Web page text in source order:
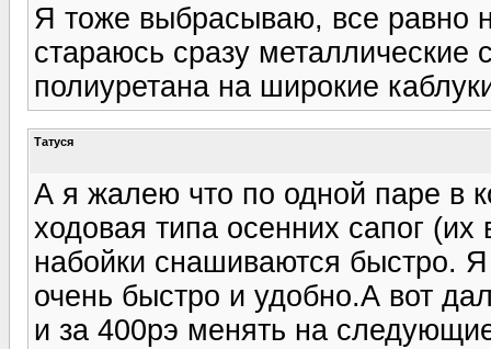
Я тоже выбрасываю, все равно
стараюсь сразу металлические
полиуретана на широкие
Татуся
А я жалею что по одной паре в
ходовая типа осенних сапог
набойки снашиваются быстро.
очень быстро и удобно.А вот
и за 400рэ менять на